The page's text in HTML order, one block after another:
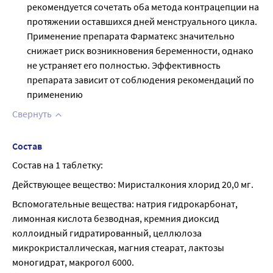
рекомендуется сочетать оба метода контрацепции на
протяжении оставшихся дней менструального цикла.
Применение препарата Фарматекс значительно
снижает риск возникновения беременности, однако
не устраняет его полностью. Эффективность
препарата зависит от соблюдения рекомендаций по
применению
Свернуть
Состав
Состав на 1 таблетку:
Действующее вещество: Миристалкония хлорид 20,0 мг.
Вспомогательные вещества: натрия гидрокарбонат,
лимонная кислота безводная, кремния диоксид
коллоидный гидратированный, целлюлоза
микрокристаллическая, магния стеарат, лактозы
моногидрат, макрогол 6000.